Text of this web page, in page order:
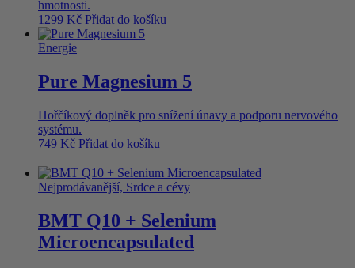
hmotnosti.
1299 Kč Přidat do košíku
Energie
Pure Magnesium 5
Hořčíkový doplněk pro snížení únavy a podporu nervového
systému.
749 Kč Přidat do košíku
Nejprodávanější, Srdce a cévy
BMT Q10 + Selenium
Microencapsulated